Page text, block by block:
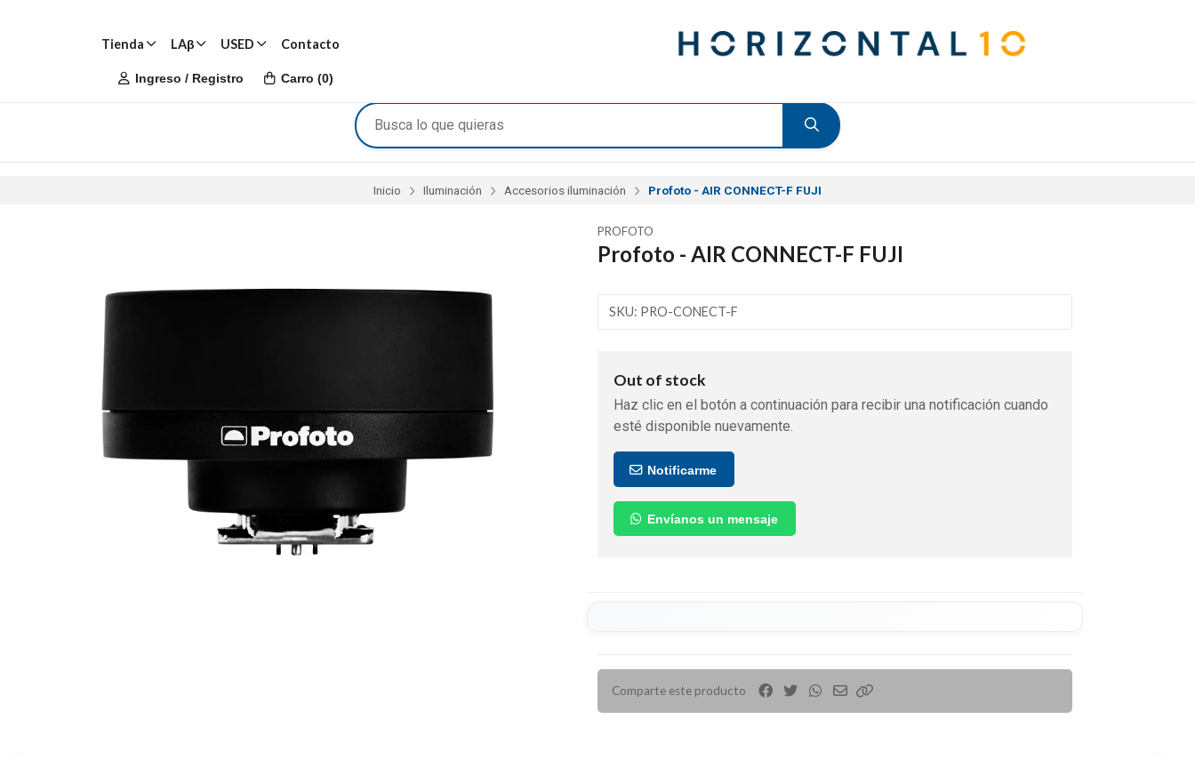
Tienda LAβ USED Contacto
Ingreso / Registro Carro (0)
Inicio Iluminación Accesorios iluminación Profoto - AIR CONNECT-F FUJI
PROFOTO
Profoto - AIR CONNECT-F FUJI
SKU: PRO-CONECT-F
Out of stock
Haz clic en el botón a continuación para recibir una notificación cuando
esté disponible nuevamente.
Notificarme
Envíanos un mensaje
Comparte este producto